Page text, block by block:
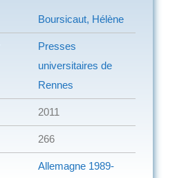
Boursicaut, Hélène
Presses
universitaires de
Rennes
2011
266
Allemagne 1989-